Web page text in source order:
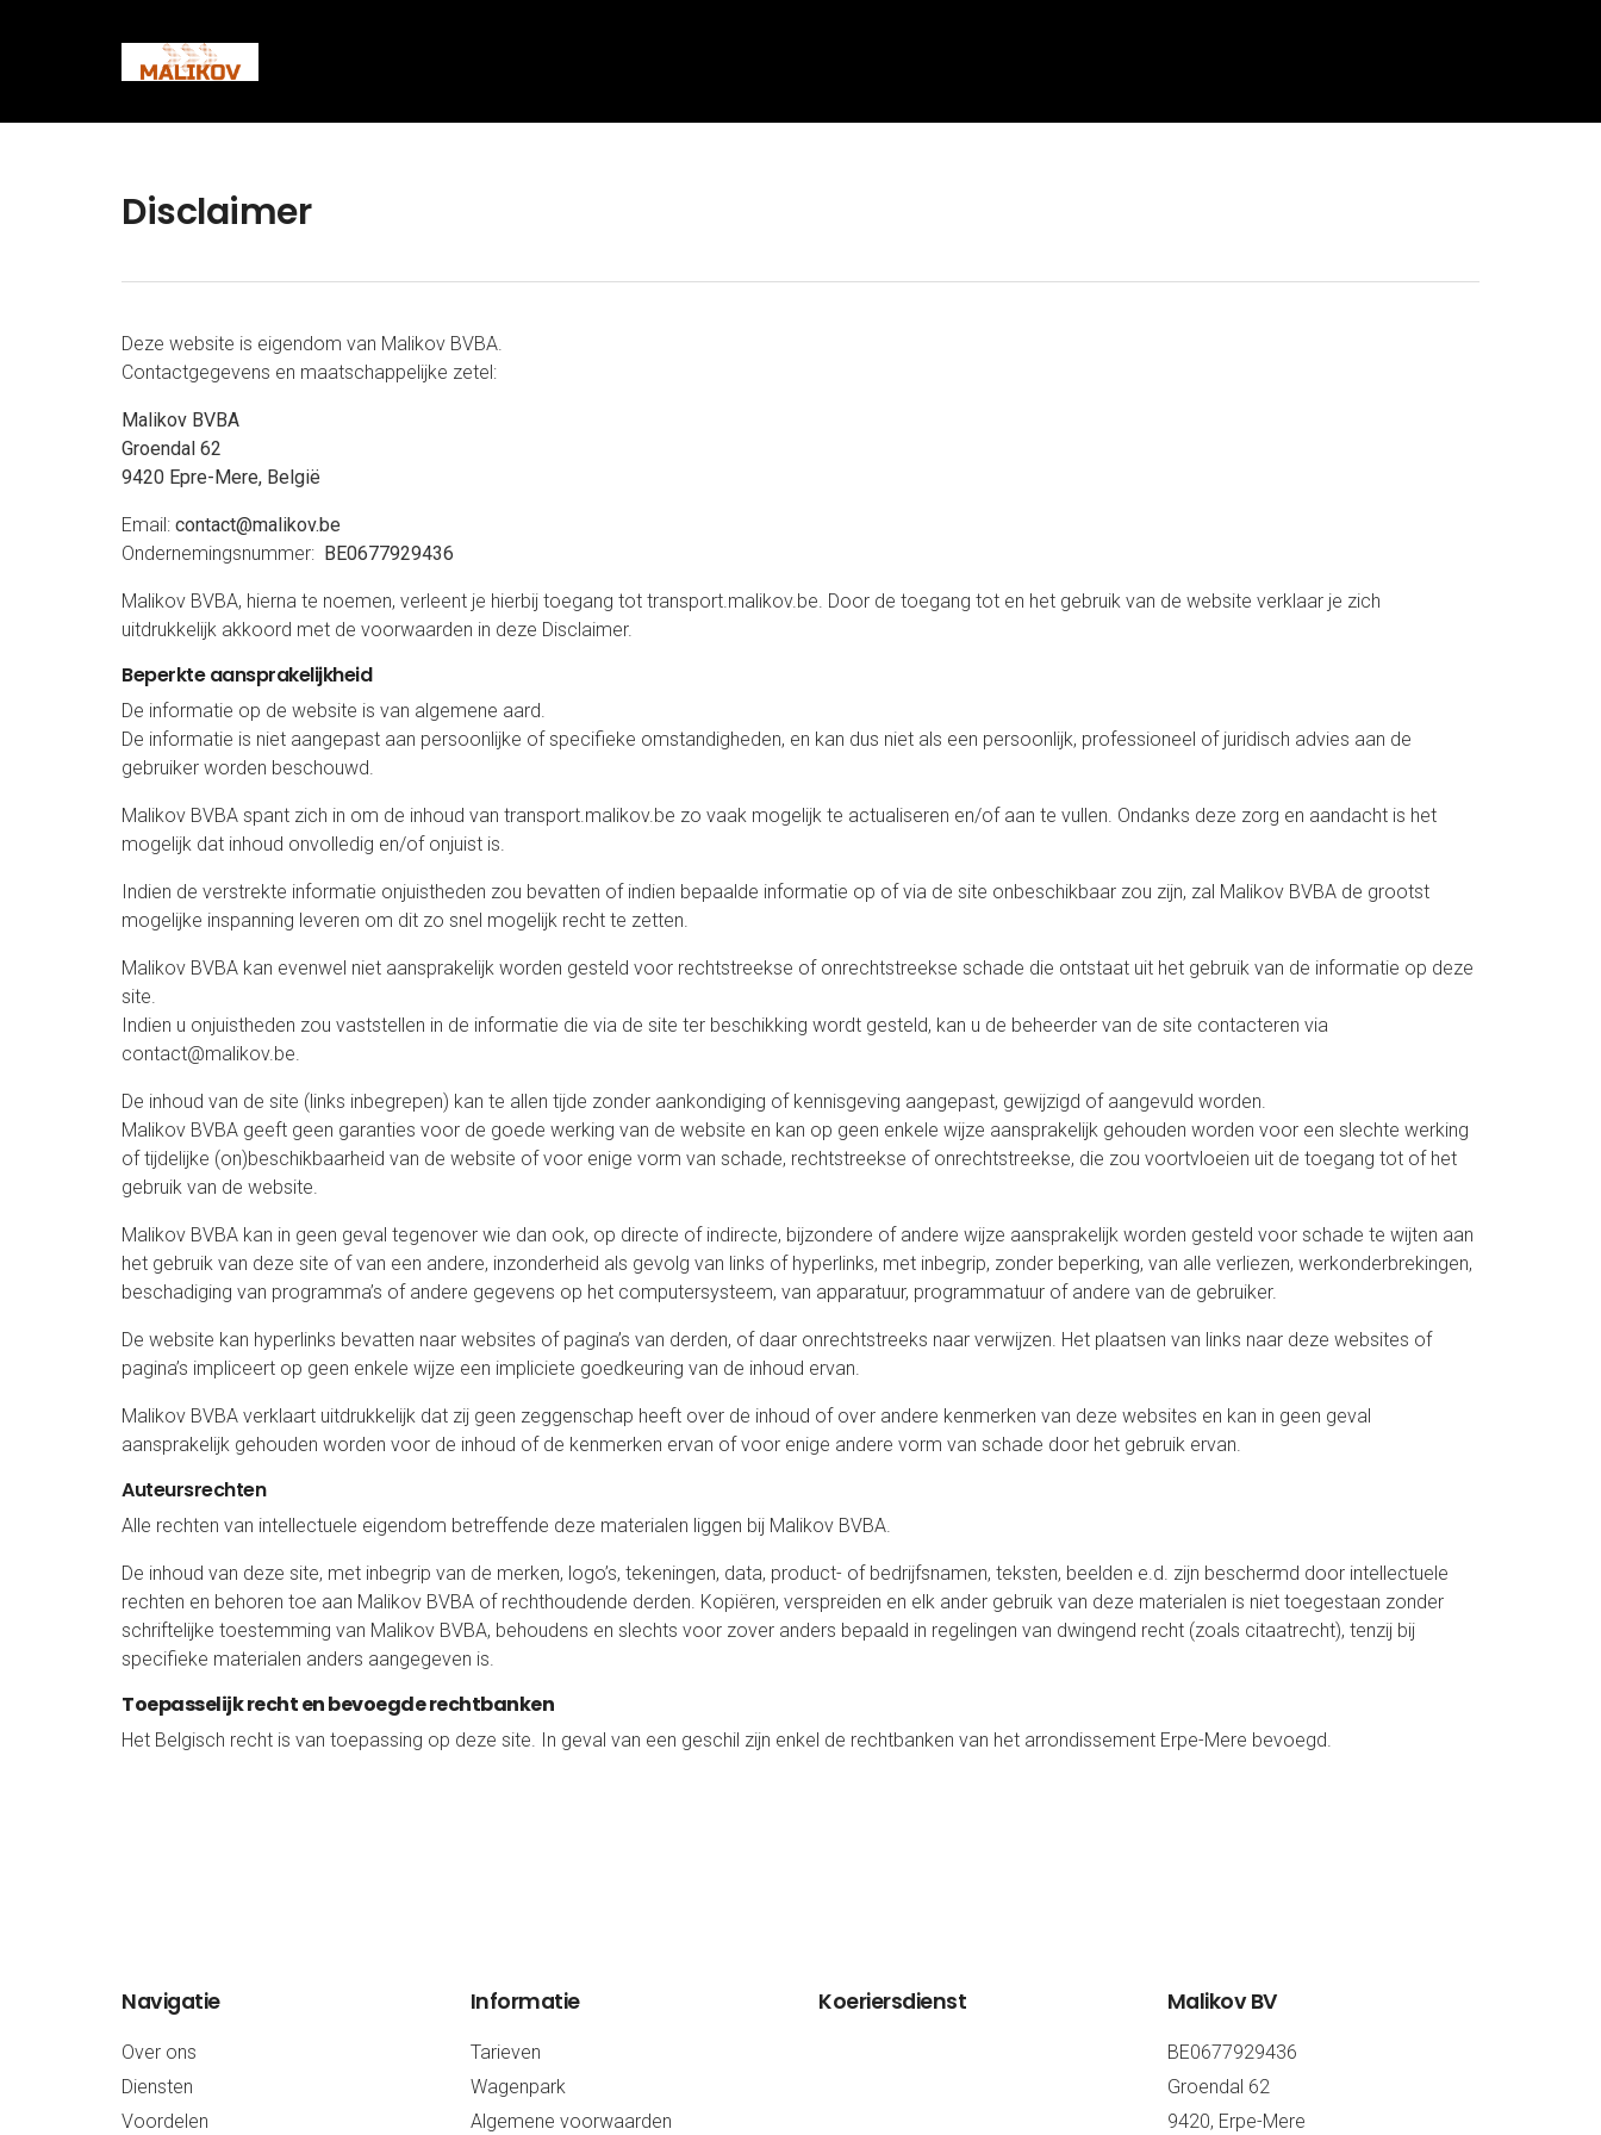
Disclaimer
Deze website is eigendom van Malikov BVBA.
Contactgegevens en maatschappelijke zetel:
Malikov BVBA
Groendal 62
9420 Epre-Mere, België
Email: contact@malikov.be
Ondernemingsnummer: BE0677929436
Malikov BVBA, hierna te noemen, verleent je hierbij toegang tot transport.malikov.be. Door de toegang tot en het gebruik van de website verklaar je zich
uitdrukkelijk akkoord met de voorwaarden in deze Disclaimer.
Beperkte aansprakelijkheid
De informatie op de website is van algemene aard.
De informatie is niet aangepast aan persoonlijke of specifieke omstandigheden, en kan dus niet als een persoonlijk, professioneel of juridisch advies aan de
gebruiker worden beschouwd.
Malikov BVBA spant zich in om de inhoud van transport.malikov.be zo vaak mogelijk te actualiseren en/of aan te vullen. Ondanks deze zorg en aandacht is het
mogelijk dat inhoud onvolledig en/of onjuist is.
Indien de verstrekte informatie onjuistheden zou bevatten of indien bepaalde informatie op of via de site onbeschikbaar zou zijn, zal Malikov BVBA de grootst
mogelijke inspanning leveren om dit zo snel mogelijk recht te zetten.
Malikov BVBA kan evenwel niet aansprakelijk worden gesteld voor rechtstreekse of onrechtstreekse schade die ontstaat uit het gebruik van de informatie op deze
site.
Indien u onjuistheden zou vaststellen in de informatie die via de site ter beschikking wordt gesteld, kan u de beheerder van de site contacteren via
contact@malikov.be.
De inhoud van de site (links inbegrepen) kan te allen tijde zonder aankondiging of kennisgeving aangepast, gewijzigd of aangevuld worden.
Malikov BVBA geeft geen garanties voor de goede werking van de website en kan op geen enkele wijze aansprakelijk gehouden worden voor een slechte werking
of tijdelijke (on)beschikbaarheid van de website of voor enige vorm van schade, rechtstreekse of onrechtstreekse, die zou voortvloeien uit de toegang tot of het
gebruik van de website.
Malikov BVBA kan in geen geval tegenover wie dan ook, op directe of indirecte, bijzondere of andere wijze aansprakelijk worden gesteld voor schade te wijten aan
het gebruik van deze site of van een andere, inzonderheid als gevolg van links of hyperlinks, met inbegrip, zonder beperking, van alle verliezen, werkonderbrekingen,
beschadiging van programma’s of andere gegevens op het computersysteem, van apparatuur, programmatuur of andere van de gebruiker.
De website kan hyperlinks bevatten naar websites of pagina’s van derden, of daar onrechtstreeks naar verwijzen. Het plaatsen van links naar deze websites of
pagina’s impliceert op geen enkele wijze een impliciete goedkeuring van de inhoud ervan.
Malikov BVBA verklaart uitdrukkelijk dat zij geen zeggenschap heeft over de inhoud of over andere kenmerken van deze websites en kan in geen geval
aansprakelijk gehouden worden voor de inhoud of de kenmerken ervan of voor enige andere vorm van schade door het gebruik ervan.
Auteursrechten
Alle rechten van intellectuele eigendom betreffende deze materialen liggen bij Malikov BVBA.
De inhoud van deze site, met inbegrip van de merken, logo’s, tekeningen, data, product- of bedrijfsnamen, teksten, beelden e.d. zijn beschermd door intellectuele
rechten en behoren toe aan Malikov BVBA of rechthoudende derden. Kopiëren, verspreiden en elk ander gebruik van deze materialen is niet toegestaan zonder
schriftelijke toestemming van Malikov BVBA, behoudens en slechts voor zover anders bepaald in regelingen van dwingend recht (zoals citaatrecht), tenzij bij
specifieke materialen anders aangegeven is.
Toepasselijk recht en bevoegde rechtbanken
Het Belgisch recht is van toepassing op deze site. In geval van een geschil zijn enkel de rechtbanken van het arrondissement Erpe-Mere bevoegd.
Navigatie
Over ons
Diensten
Voordelen
Informatie
Tarieven
Wagenpark
Algemene voorwaarden
Koeriersdienst Malikov BV
BE0677929436
Groendal 62
9420, Erpe-Mere